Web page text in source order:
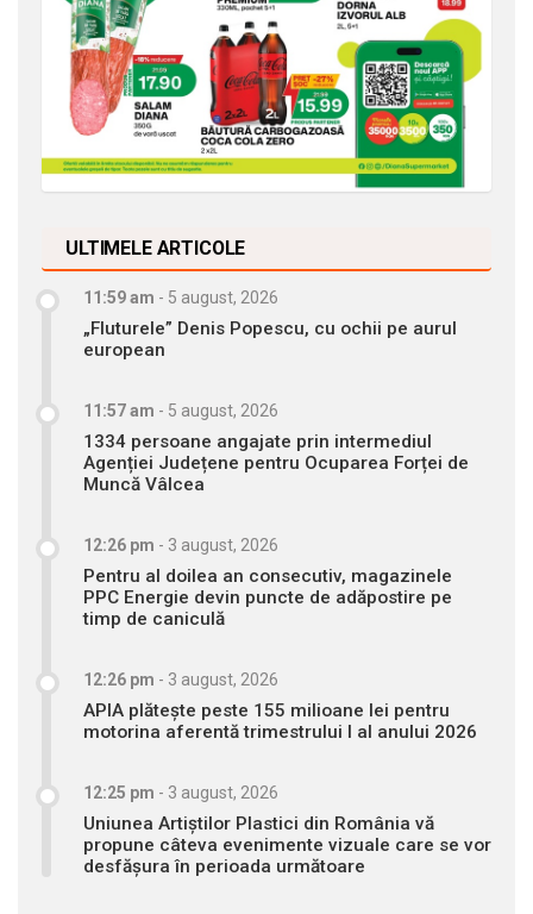
ULTIMELE ARTICOLE
11:59 am - 5 august, 2026
„Fluturele” Denis Popescu, cu ochii pe aurul
european
11:57 am - 5 august, 2026
1334 persoane angajate prin intermediul
Agenției Județene pentru Ocuparea Forței de
Muncă Vâlcea
12:26 pm - 3 august, 2026
Pentru al doilea an consecutiv, magazinele
PPC Energie devin puncte de adăpostire pe
timp de caniculă
12:26 pm - 3 august, 2026
APIA plătește peste 155 milioane lei pentru
motorina aferentă trimestrului I al anului 2026
12:25 pm - 3 august, 2026
Uniunea Artiștilor Plastici din România vă
propune câteva evenimente vizuale care se vor
desfășura în perioada următoare